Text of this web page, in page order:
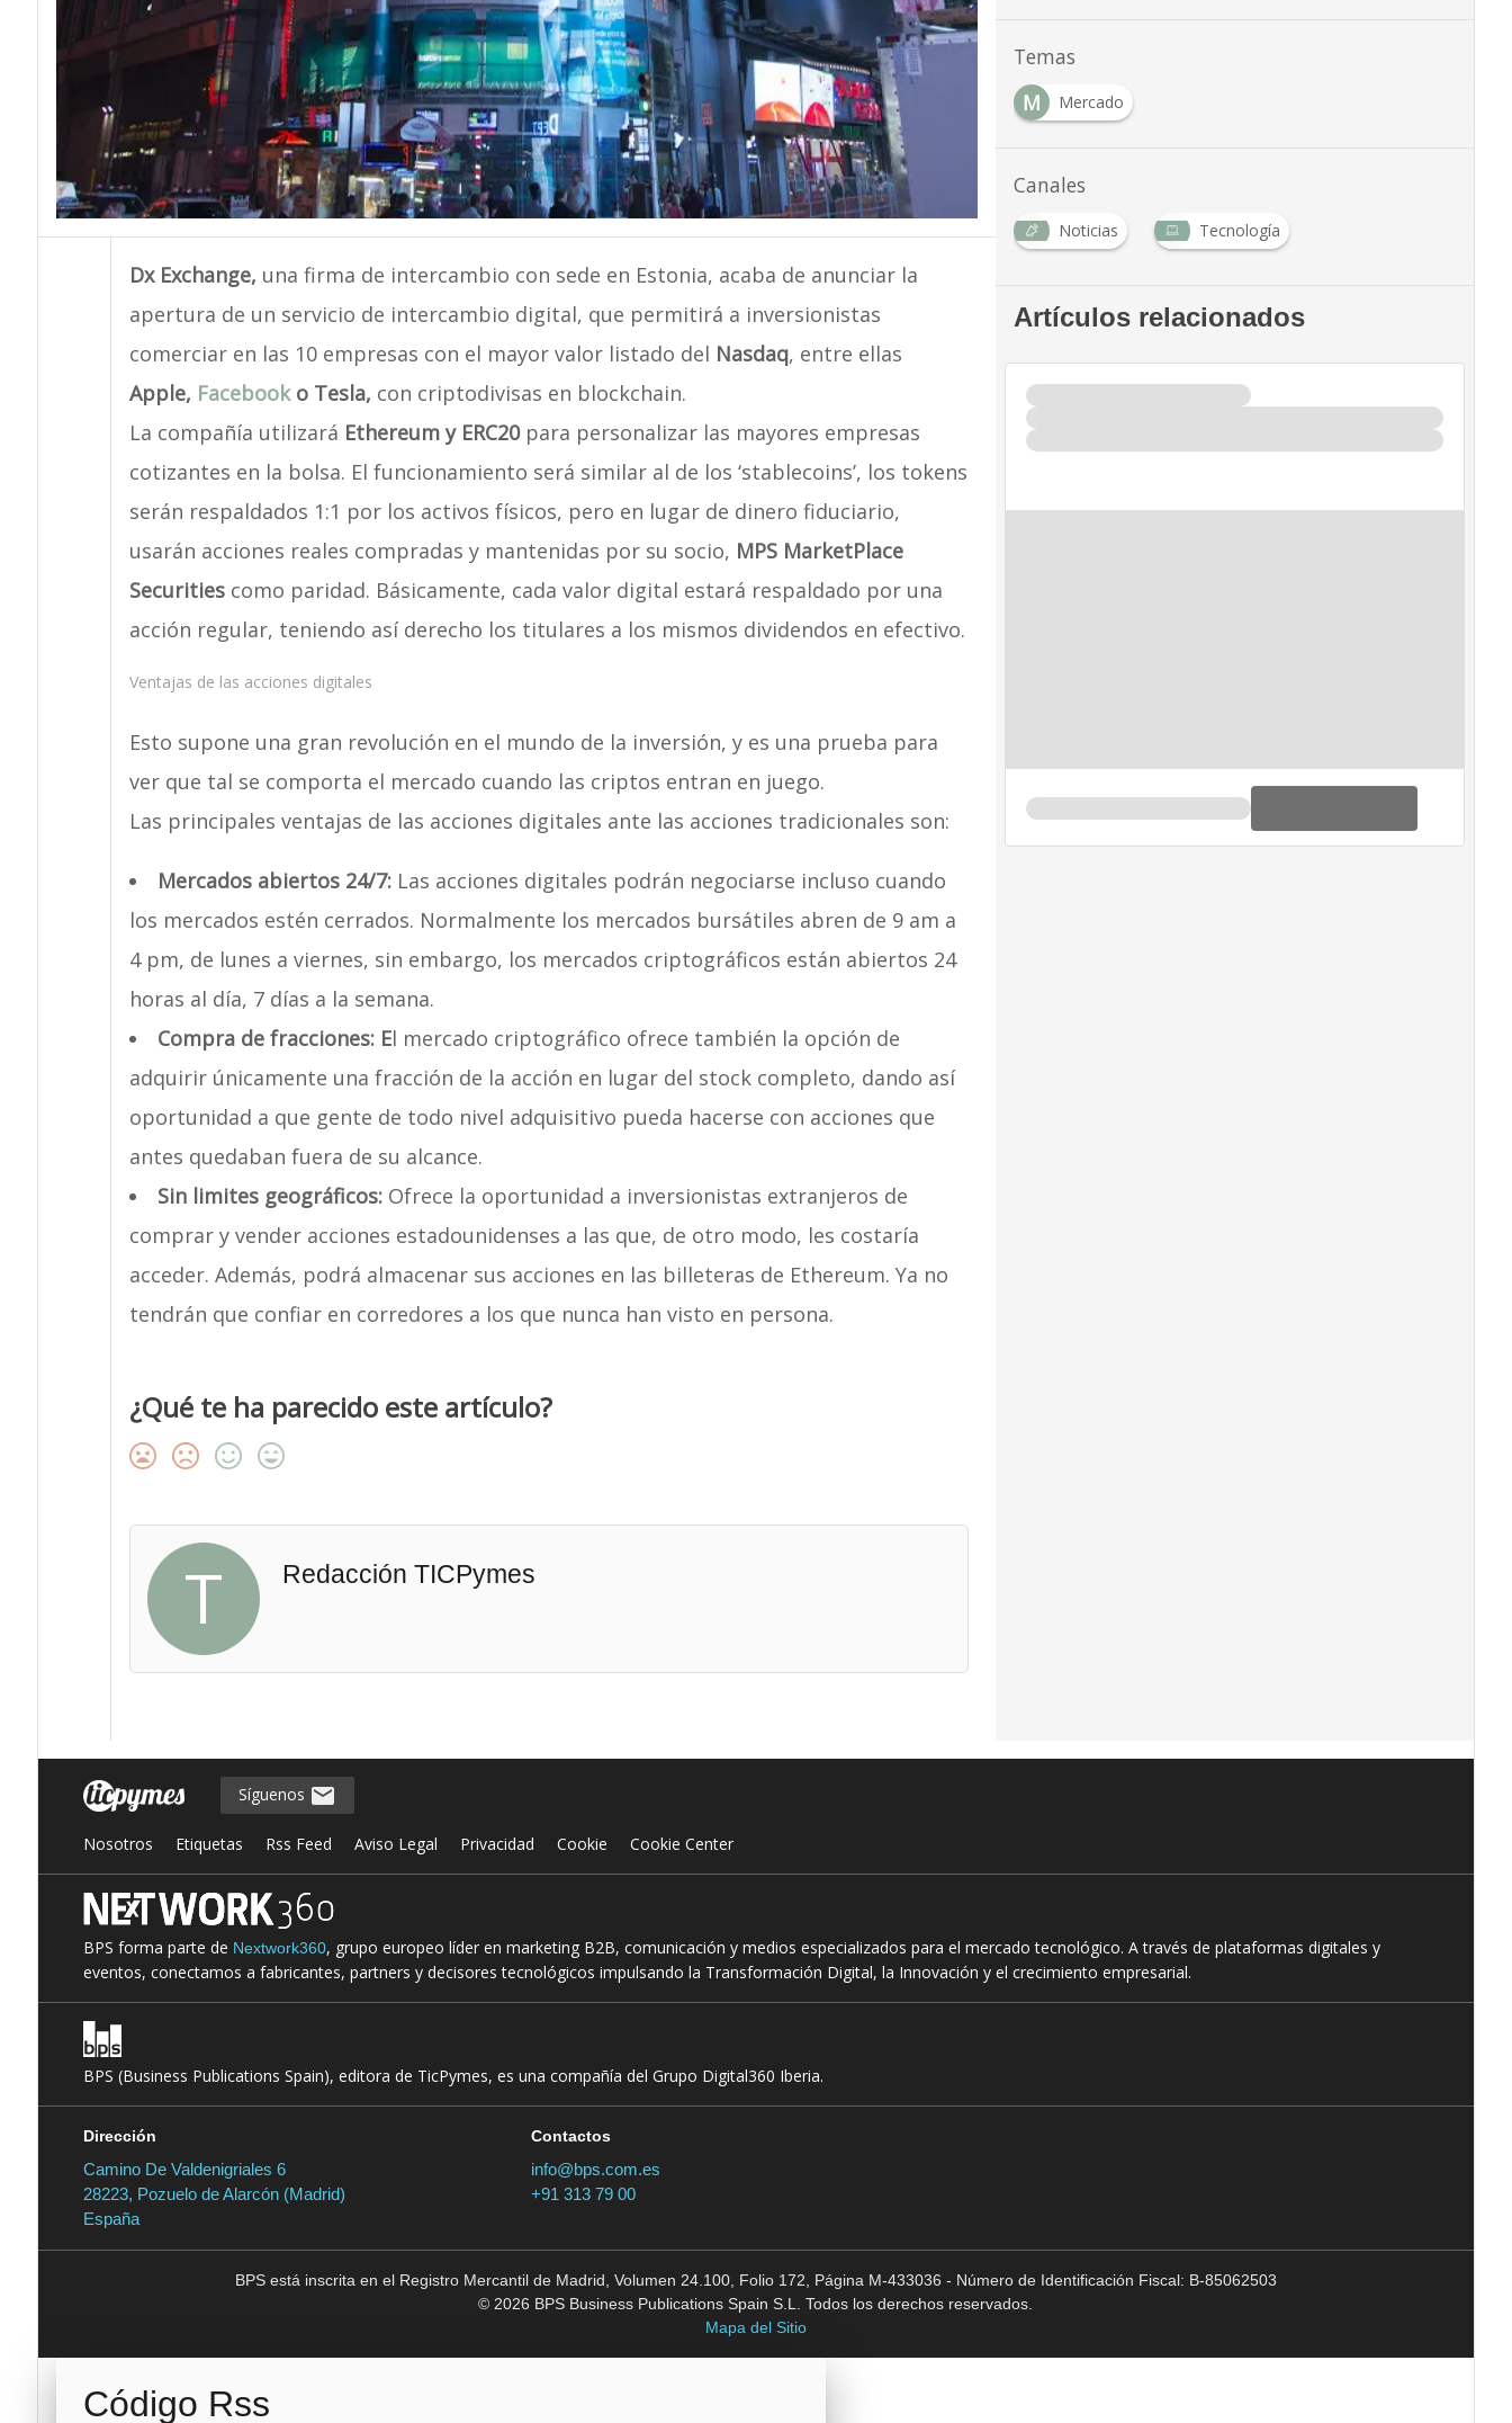
Dx Exchange, una firma de intercambio con sede en Estonia, acaba de anunciar la
apertura de un servicio de intercambio digital, que permitirá a inversionistas
comerciar en las 10 empresas con el mayor valor listado del Nasdaq, entre ellas
Apple, Facebook o Tesla, con criptodivisas en blockchain.
La compañía utilizará Ethereum y ERC20para personalizar las mayores empresas
cotizantes en la bolsa. El funcionamiento será similar al de los ‘stablecoins’, los tokens
serán respaldados 1:1 por los activos físicos, pero en lugar de dinero fiduciario,
usarán acciones reales compradas y mantenidas por su socio, MPS MarketPlace
Securitiescomo paridad. Básicamente, cada valor digital estará respaldado por una
acción regular, teniendo así derecho los titulares a los mismos dividendos en efectivo.
Ventajas de las acciones digitales
Esto supone una gran revolución en el mundo de la inversión, y es una prueba para
ver que tal se comporta el mercado cuando las criptos entran en juego.
Las principales ventajas de las acciones digitales ante las acciones tradicionales son:
Mercados abiertos 24/7:Las acciones digitales podrán negociarse incluso cuando
los mercados estén cerrados. Normalmente los mercados bursátiles abren de 9 am a
4 pm, de lunes a viernes, sin embargo, los mercados criptográficos están abiertos 24
horas al día, 7 días a la semana.
Compra de fracciones: El mercado criptográfico ofrece también la opción de
adquirir únicamente una fracción de la acción en lugar del stock completo, dando así
oportunidad a que gente de todo nivel adquisitivo pueda hacerse con acciones que
antes quedaban fuera de su alcance.
Sin limites geográficos:Ofrece la oportunidad a inversionistas extranjeros de
comprar y vender acciones estadounidenses a las que, de otro modo, les costaría
acceder. Además, podrá almacenar sus acciones en las billeteras de Ethereum. Ya no
tendrán que confiar en corredores a los que nunca han visto en persona.
¿Qué te ha parecido este artículo?
T Redacción TICPymes
Temas
M
Mercado
Canales
Noticias Tecnología
Artículos relacionados
Síguenos
Nosotros Etiquetas Rss Feed Aviso Legal Privacidad Cookie Cookie Center
BPS forma parte de Nextwork360, grupo europeo líder en marketing B2B, comunicación y medios especializados para el mercado tecnológico. A través de plataformas digitales y
eventos, conectamos a fabricantes, partners y decisores tecnológicos impulsando la Transformación Digital, la Innovación y el crecimiento empresarial.
BPS (Business Publications Spain), editora de TicPymes, es una compañía del Grupo Digital360 Iberia.
Dirección
Camino De Valdenigriales 6
28223, Pozuelo de Alarcón (Madrid)
España
Contactos
info@bps.com.es
+91 313 79 00
BPS está inscrita en el Registro Mercantil de Madrid, Volumen 24.100, Folio 172, Página M-433036 - Número de Identificación Fiscal: B-85062503
© 2026 BPS Business Publications Spain S.L. Todos los derechos reservados.
Mapa del Sitio
Código Rss